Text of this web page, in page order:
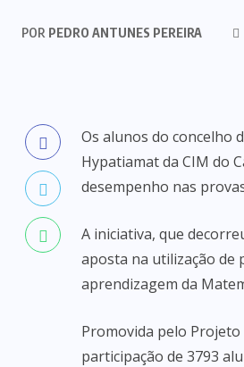
POR PEDRO ANTUNES PEREIRA
Os alunos do concelho
Hypatiamat da CIM do
desempenho nas
A iniciativa, que
aposta na utilização de
aprendizagem da
Promovida pelo
participação de 3793